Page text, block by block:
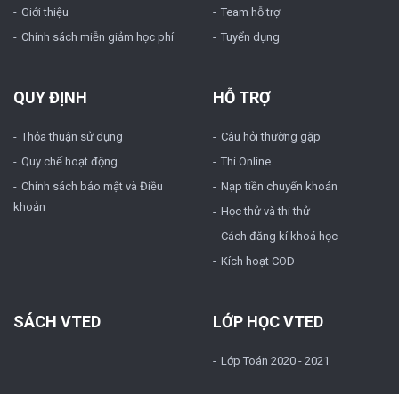
Giới thiệu
Chính sách miễn giảm học phí
Team hỗ trợ
Tuyển dụng
QUY ĐỊNH
Thỏa thuận sử dụng
Quy chế hoạt động
Chính sách bảo mật và Điều
khoản
HỖ TRỢ
Câu hỏi thường gặp
Thi Online
Nạp tiền chuyển khoản
Học thử và thi thử
Cách đăng kí khoá học
Kích hoạt COD
SÁCH VTED LỚP HỌC VTED
Lớp Toán 2020 - 2021